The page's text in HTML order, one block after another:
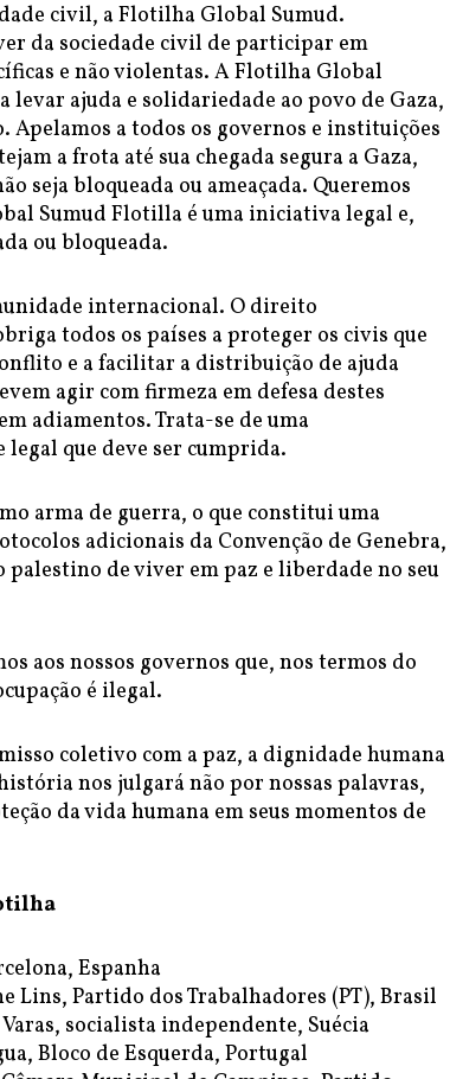
civil, a Flotilha Global Sumud.
da sociedade civil de participar em
e não violentas. A Flotilha Global
levar ajuda e solidariedade ao povo de Gaza,
Apelamos a todos os governos e instituições
a frota até sua chegada segura a Gaza,
seja bloqueada ou ameaçada. Queremos
Sumud Flotilla é uma iniciativa legal e,
ou bloqueada.
internacional. O direito
todos os países a proteger os civis que
e a facilitar a distribuição de ajuda
agir com firmeza em defesa destes
adiamentos. Trata-se de uma
que deve ser cumprida.
arma de guerra, o que constitui uma
adicionais da Convenção de Genebra,
de viver em paz e liberdade no seu
aos nossos governos que, nos termos do
é ilegal.
coletivo com a paz, a dignidade humana
nos julgará não por nossas palavras,
da vida humana em seus momentos de
Espanha
Lins, Partido dos Trabalhadores (PT), Brasil
socialista independente, Suécia
Bloco de Esquerda, Portugal